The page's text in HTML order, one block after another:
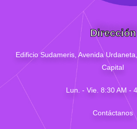
Dirección
Edificio Sudameris, Avenida
Capital
Lun. - Vie. 8:30 AM - 4
Contáctanos